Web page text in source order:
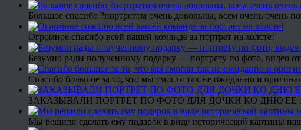
Большое спасибо ?портретом очень довольны, всем очень очень
Огромное спасибо всей вашей команде за портрет на холсте!
Безумно рады полученному подарку — портрету по фото, видео
Спасибо большое за то, что мы смогли так не ожиданно и
ЗАКАЗЫВАЛИ ПОРТРЕТ ПО ФОТО ДЛЯ ДОЧКИ КО ДНЮ ЕЕ
Мы решили сделать ему подарок в виде исторической картины